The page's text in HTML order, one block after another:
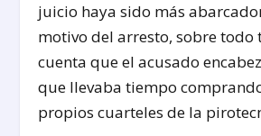
juicio haya sido más
motivo del arresto, sobre todo
cuenta que el acusado
que llevaba tiempo
propios cuarteles de la